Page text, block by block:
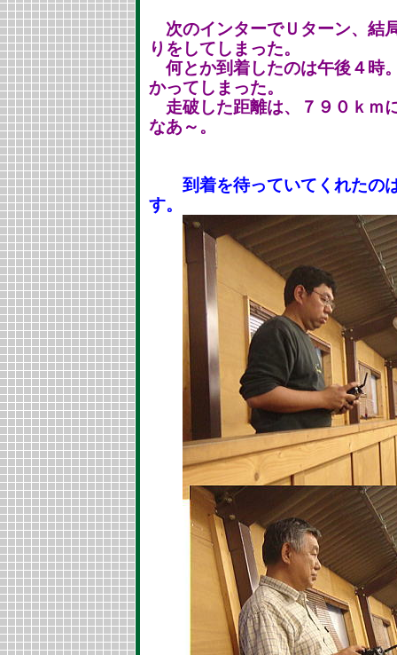
次のインターでＵターン、結
りをしてしまった。
何とか到着したのは午後４時
かってしまった。
走破した距離は、７９０ｋｍ
なあ～。
到着を待っていてくれたの
す。